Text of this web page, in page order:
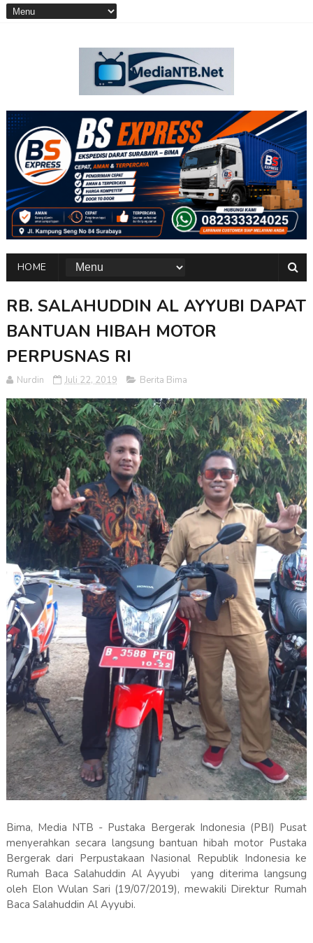
HOME
RB. SALAHUDDIN AL AYYUBI DAPAT
BANTUAN HIBAH MOTOR
PERPUSNAS RI
Nurdin Juli 22, 2019 Berita Bima
Bima, Media NTB - Pustaka Bergerak Indonesia (PBI) Pusat
menyerahkan secara langsung bantuan hibah motor Pustaka
Bergerak dari Perpustakaan Nasional Republik Indonesia ke
Rumah Baca Salahuddin Al Ayyubi yang diterima langsung
oleh Elon Wulan Sari (19/07/2019), mewakili Direktur Rumah
Baca Salahuddin Al Ayyubi.